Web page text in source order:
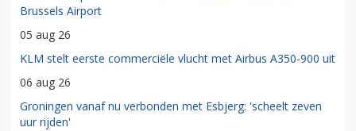
Brussels Airport
05 aug 26
KLM stelt eerste commerciële vlucht met Airbus A350-900 uit
06 aug 26
Groningen vanaf nu verbonden met Esbjerg: 'scheelt zeven
uur rijden'